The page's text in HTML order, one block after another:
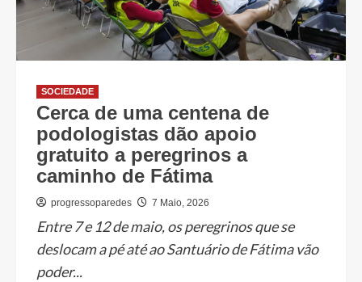
SOCIEDADE
Cerca de uma centena de
podologistas dão apoio
gratuito a peregrinos a
caminho de Fátima
progressoparedes 7 Maio, 2026
Entre 7 e 12 de maio, os peregrinos que se
deslocam a pé até ao Santuário de Fátima vão
poder...